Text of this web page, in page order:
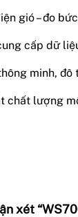
gió – đo
cấp dữ
minh, đô
chất lượng
xét